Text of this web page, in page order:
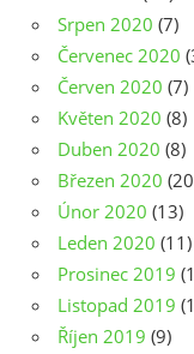
Srpen 2020 (7)
Červenec 2020
Červen 2020 (7)
Květen 2020 (8)
Duben 2020 (8)
Březen 2020
Únor 2020 (13)
Leden 2020 (11)
Prosinec 2019
Listopad 2019
Říjen 2019 (9)